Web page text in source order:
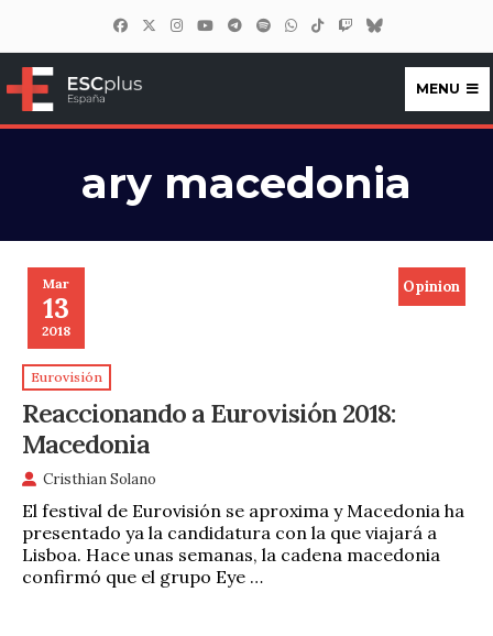
ESCplus España
MENU
ary macedonia
Mar
13
2018
Opinion
Eurovisión
Reaccionando a Eurovisión 2018:
Macedonia
Cristhian Solano
El festival de Eurovisión se aproxima y Macedonia ha
presentado ya la candidatura con la que viajará a
Lisboa. Hace unas semanas, la cadena macedonia
confirmó que el grupo Eye …